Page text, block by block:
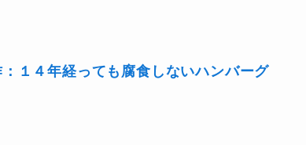
１４年経っても腐食しないハンバーグ